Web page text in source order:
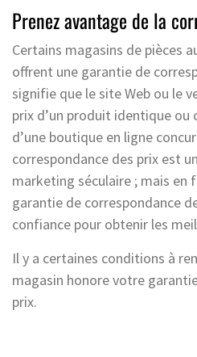
Prenez avantage de la
Certains magasins de pièces
offrent une garantie de
signifie que le site Web ou le
prix d’un produit identique ou
d’une boutique en ligne
correspondance des prix est
marketing séculaire ; mais en
garantie de correspondance
confiance pour obtenir les
Il y a certaines conditions à
magasin honore votre
prix.